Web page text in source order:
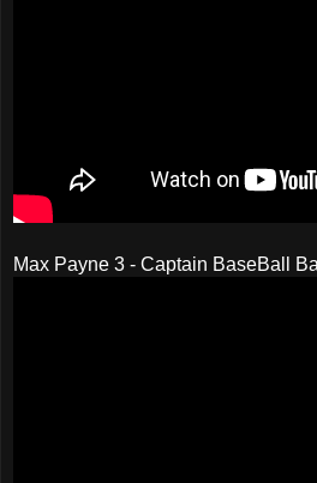
Max Payne 3 - Captain BaseBall